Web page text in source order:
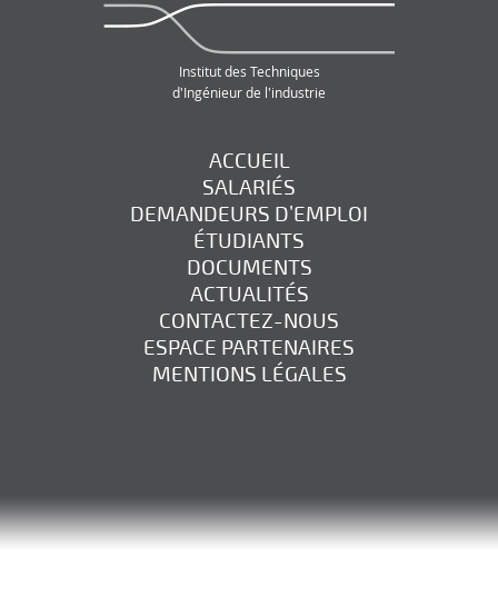
Institut des Techniques
d'Ingénieur de l'industrie
ACCUEIL
SALARIÉS
DEMANDEURS D’EMPLOI
ÉTUDIANTS
DOCUMENTS
ACTUALITÉS
CONTACTEZ-NOUS
ESPACE PARTENAIRES
MENTIONS LÉGALES